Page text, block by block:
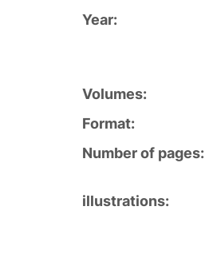
Year:
Volumes:
Format:
Number of pages:
illustrations: